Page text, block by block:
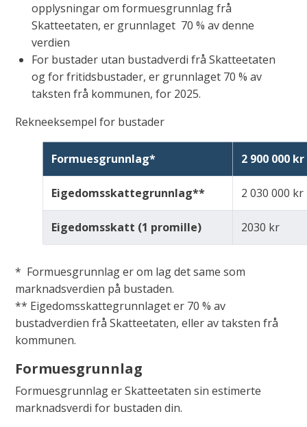
opplysningar om formuesgrunnlag frå
Skatteetaten, er grunnlaget 70 % av denne
verdien
For bustader utan bustadverdi frå Skatteetaten
og for fritidsbustader, er grunnlaget 70 % av
taksten frå kommunen, for 2025.
Rekneeksempel for bustader
Formuesgrunnlag* 2 900 000 kr
Eigedomsskattegrunnlag** 2 030 000 kr
Eigedomsskatt (1 promille) 2030 kr
* Formuesgrunnlag er om lag det same som
marknadsverdien på bustaden.
** Eigedomsskattegrunnlaget er 70 % av
bustadverdien frå Skatteetaten, eller av taksten frå
kommunen.
Formuesgrunnlag
Formuesgrunnlag er Skatteetaten sin estimerte
marknadsverdi for bustaden din.